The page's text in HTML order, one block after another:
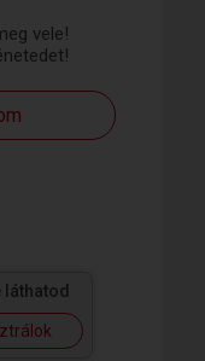
vele!
láthatod